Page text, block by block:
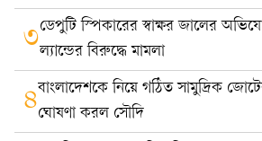
৩ডেপুটি স্পিকারের স্বাক্ষর জালের
ল্যান্ডের বিরুদ্ধে মামলা
৪বাংলাদেশকে নিয়ে গঠিত সামুদ্রিক
ঘোষণা করল সৌদি